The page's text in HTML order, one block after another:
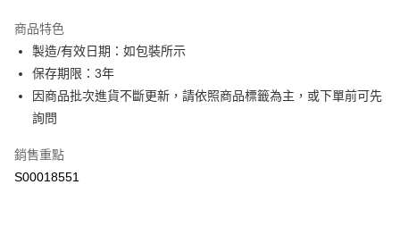
Apple Pay
街口支付
ATM付款
運送方式
全家取貨付款
商品特色
製造/有效日期：如包裝所示
保存期限：3年
因商品批次進貨不斷更新，請依照商品標籤為主，或下單前可先
詢問
銷售重點
S00018551